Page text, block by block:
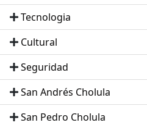
Tecnologia
Cultural
Seguridad
San Andrés Cholula
San Pedro Cholula